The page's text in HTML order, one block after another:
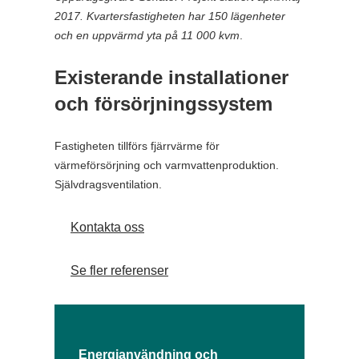
2017. Kvartersfastigheten har 150 lägenheter
och en uppvärmd yta på 11 000 kvm.
Existerande installationer
och försörjningssystem
Fastigheten tillförs fjärrvärme för
värmeförsörjning och varmvattenproduktion.
Självdragsventilation.
Kontakta oss
Se fler referenser
Energianvändning och